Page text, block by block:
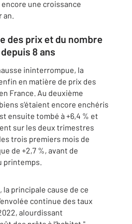
une croissance
an.
des prix et du nombre
8 ans
ininterrompue, la
en matière de prix des
France. Au deuxième
s’étaient encore enchéris
ensuite tombé à +6,4 % et
sur les deux trimestres
trois premiers mois de
de +2,7 %, avant de
printemps.
la principale cause de ce
continue des taux
alourdissant